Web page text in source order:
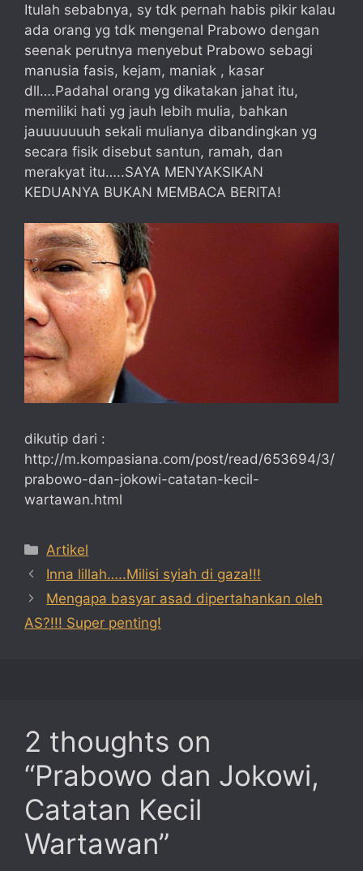
Itulah sebabnya, sy tdk pernah habis pikir kalau
ada orang yg tdk mengenal Prabowo dengan
seenak perutnya menyebut Prabowo sebagi
manusia fasis, kejam, maniak , kasar
dll….Padahal orang yg dikatakan jahat itu,
memiliki hati yg jauh lebih mulia, bahkan
jauuuuuuuh sekali mulianya dibandingkan yg
secara fisik disebut santun, ramah, dan
merakyat itu…..SAYA MENYAKSIKAN
KEDUANYA BUKAN MEMBACA BERITA!
dikutip dari :
http://m.kompasiana.com/post/read/653694/3/
prabowo-dan-jokowi-catatan-kecil-
wartawan.html
Categories
Artikel
Inna lillah…..Milisi syiah di gaza!!!
Mengapa basyar asad dipertahankan oleh
AS?!!! Super penting!
2 thoughts on
“Prabowo dan Jokowi,
Catatan Kecil
Wartawan”